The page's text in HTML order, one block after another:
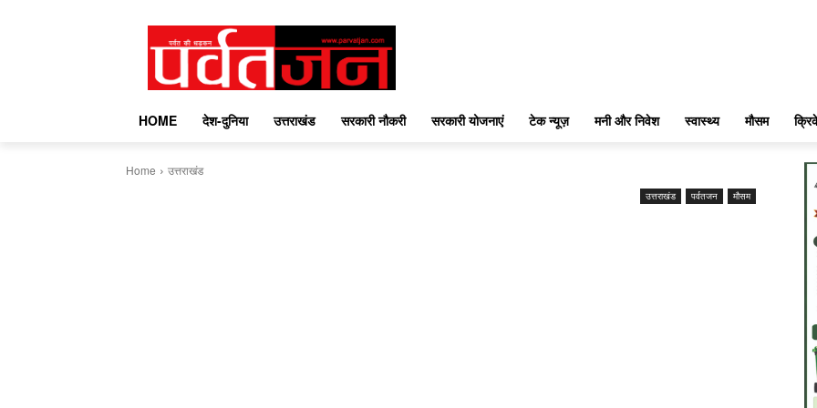
HOME देश-दुनिया उत्तराखंड सरकारी नौकरी सरकारी योजनाएं टेक न्यूज़ मनी और निवेश स्वास्थ्य मौसम
Home उत्तराखंड
उत्तराखंड पर्वतजन मौसम